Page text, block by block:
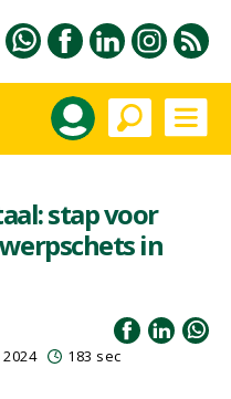
stap voor
in
183 sec